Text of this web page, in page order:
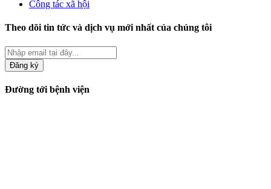
Công tác xã hội
Theo dõi tin tức và dịch vụ mới nhất của chúng tôi
Đăng ký
Đường tới bệnh viện